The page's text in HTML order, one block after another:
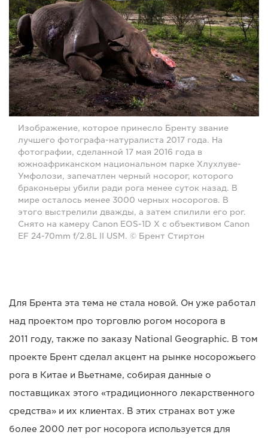
Изображение, которое принесло Бренту звание
лучшего фотографа-натуралиста 2017 года. На
фотографии, сделанной 17 мая 2016 года в
южноафриканском национальном парке Хлухлуве-
Умфолози, запечатлен черный носорог, которого
браконьеры убили ради рога менее суток назад. В
мире осталось менее 3000 черных носорогов. В
этого выстрелили дважды, а затем спилили его рог.
Снято на камеру Canon EOS-1D X с объективом Canon
EF 24-70mm f/2.8L II USM. © Брент Стиртон
Для Брента эта тема не стала новой. Он уже работал
над проектом про торговлю рогом носорога в
2011 году, также по заказу National Geographic. В том
проекте Брент сделал акцент на рынке носорожьего
рога в Китае и Вьетнаме, собирая данные о
поставщиках этого «традиционного лекарственного
средства» и их клиентах. В этих странах вот уже
более 2000 лет рог носорога используется для